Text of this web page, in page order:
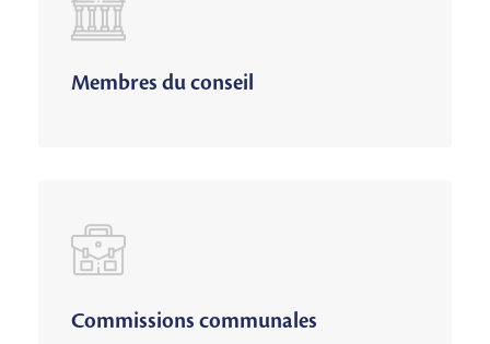
Membres du conseil
Commissions communales